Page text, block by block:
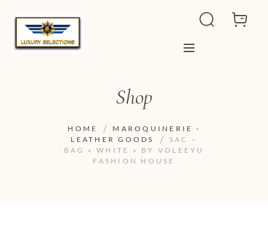
Shop
HOME
MAROQUINERIE -
LEATHER GOODS
SAC –
BAG « WHITE » BY VOLEEYU
FASHION HOUSE